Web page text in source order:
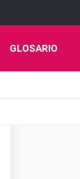
GLOSARIO